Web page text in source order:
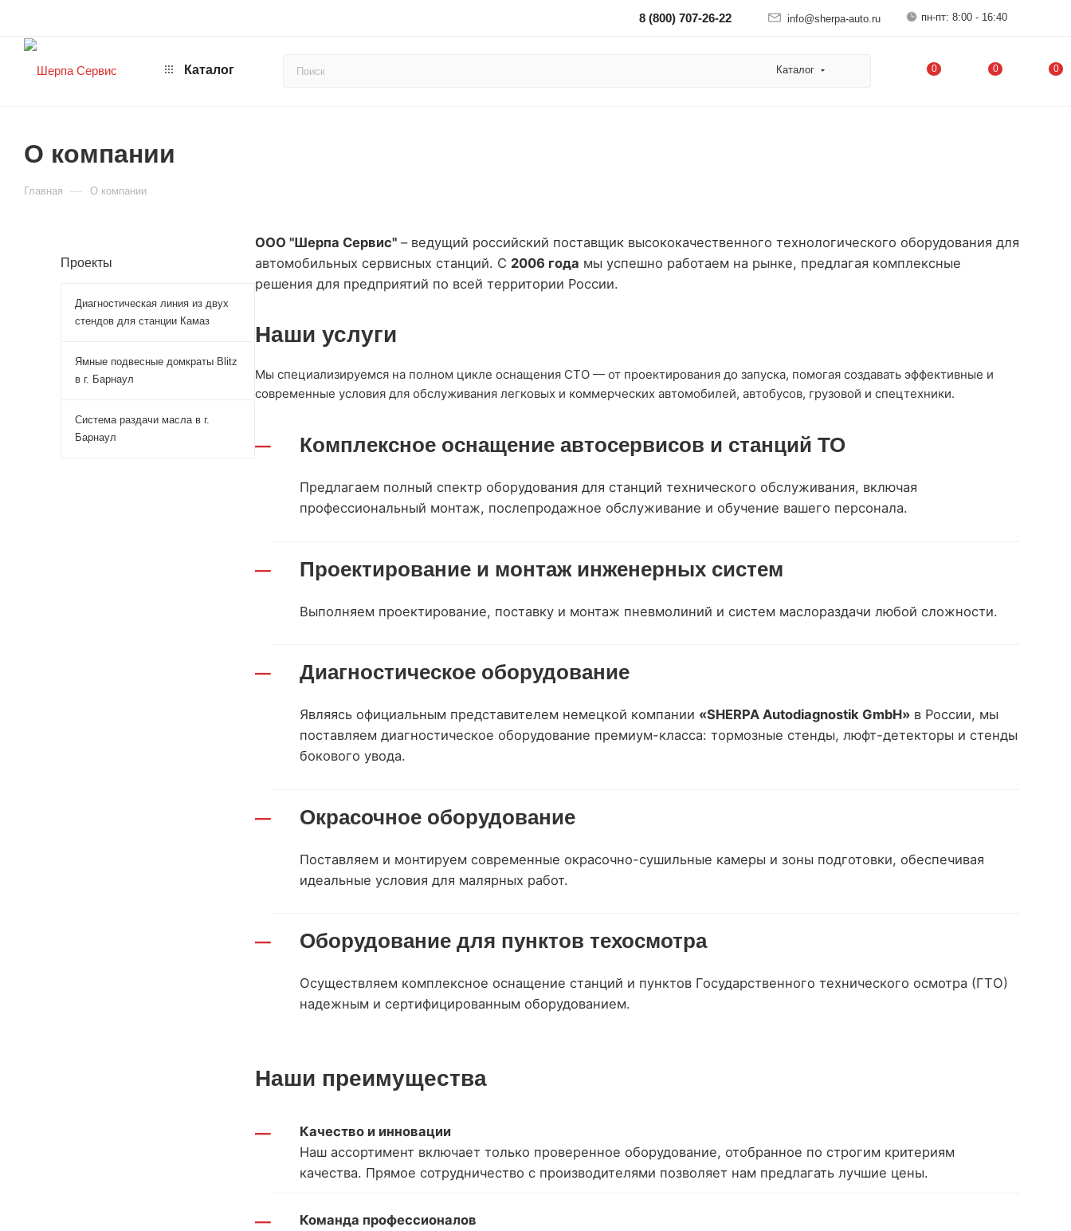
8 (800) 707-26-22 info@sherpa-auto.ru пн-пт: 8:00 - 16:40
Каталог Каталог 0 0 0
О компании
Главная — О компании
ООО "Шерпа Сервис" – ведущий российский поставщик высококачественного технологического оборудования для
автомобильных сервисных станций. С 2006 года мы успешно работаем на рынке, предлагая комплексные
решения для предприятий по всей территории России.
Наши услуги
Мы специализируемся на полном цикле оснащения СТО — от проектирования до запуска, помогая создавать эффективные и
современные условия для обслуживания легковых и коммерческих автомобилей, автобусов, грузовой и спецтехники.
Комплексное оснащение автосервисов и станций ТО
Предлагаем полный спектр оборудования для станций технического обслуживания, включая
профессиональный монтаж, послепродажное обслуживание и обучение вашего персонала.
Проектирование и монтаж инженерных систем
Выполняем проектирование, поставку и монтаж пневмолиний и систем маслораздачи любой сложности.
Диагностическое оборудование
Являясь официальным представителем немецкой компании «SHERPA Autodiagnostik GmbH» в России, мы
поставляем диагностическое оборудование премиум-класса: тормозные стенды, люфт-детекторы и стенды
бокового увода.
Окрасочное оборудование
Поставляем и монтируем современные окрасочно-сушильные камеры и зоны подготовки, обеспечивая
идеальные условия для малярных работ.
Оборудование для пунктов техосмотра
Осуществляем комплексное оснащение станций и пунктов Государственного технического осмотра (ГТО)
надежным и сертифицированным оборудованием.
Наши преимущества
Качество и инновации
Наш ассортимент включает только проверенное оборудование, отобранное по строгим критериям
качества. Прямое сотрудничество с производителями позволяет нам предлагать лучшие цены.
Команда профессионалов
Проекты
Диагностическая линия из двух
стендов для станции Камаз
Ямные подвесные домкраты Blitz
в г. Барнаул
Система раздачи масла в г.
Барнаул